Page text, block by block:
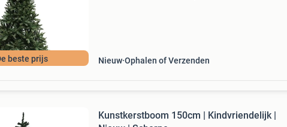
beste prijs Nieuw Ophalen of Verzenden
Kunstkerstboom 150cm | Kindvriendelijk |